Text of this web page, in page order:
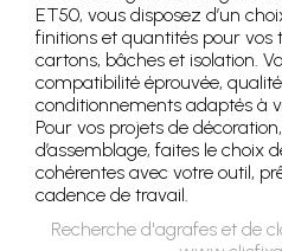
ET50, vous disposez d’un
finitions et quantités pour vos
cartons, bâches et isolation.
compatibilité éprouvée,
conditionnements adaptés à
Pour vos projets de
d’assemblage, faites le choix
cohérentes avec votre outil,
cadence de travail.
Recherche d'agrafes et de